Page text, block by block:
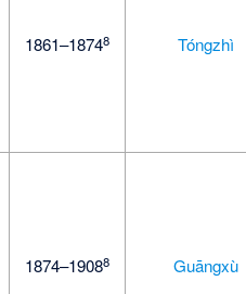
1861–18748 Tóngzhì
1874–19088 Guāngxù